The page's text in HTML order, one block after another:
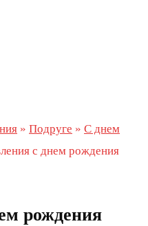
» Подруге » С днем
с днем рождения
рождения